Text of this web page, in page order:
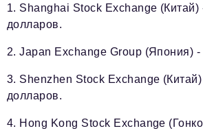
1. Shanghai Stock Exchange (Китай)
долларов.
2. Japan Exchange Group (Япония) -
3. Shenzhen Stock Exchange (Китай)
долларов.
4. Hong Kong Stock Exchange